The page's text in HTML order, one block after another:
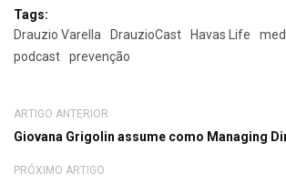
Tags:
Drauzio Varella
DrauzioCast Havas Life
podcast
prevenção
ARTIGO ANTERIOR
Giovana Grigolin assume como Managing
PRÓXIMO ARTIGO